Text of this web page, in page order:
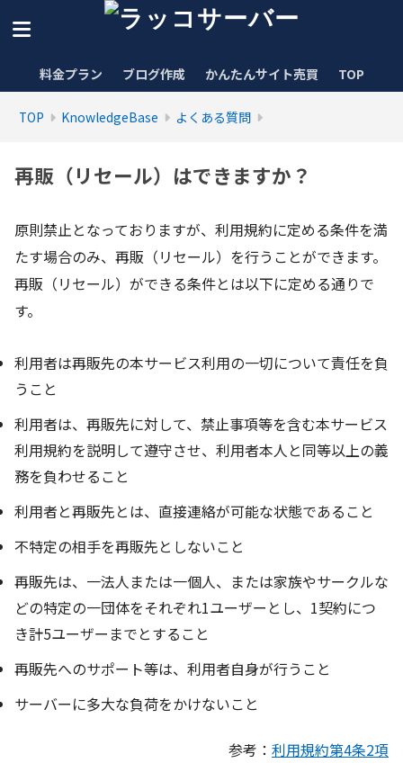
料金プラン ブログ作成 かんたんサイト売買 TOP
TOP KnowledgeBase よくある質問
再販（リセール）はできますか？
原則禁止となっておりますが、利用規約に定める条件を満
たす場合のみ、再販（リセール）を行うことができます。
再販（リセール）ができる条件とは以下に定める通りで
す。
利用者は再販先の本サービス利用の一切について責任を負
うこと
利用者は、再販先に対して、禁止事項等を含む本サービス
利用規約を説明して遵守させ、利用者本人と同等以上の義
務を負わせること
利用者と再販先とは、直接連絡が可能な状態であること
不特定の相手を再販先としないこと
再販先は、一法人または一個人、または家族やサークルな
どの特定の一団体をそれぞれ1ユーザーとし、1契約につ
き計5ユーザーまでとすること
再販先へのサポート等は、利用者自身が行うこと
サーバーに多大な負荷をかけないこと
参考： 利用規約第4条2項